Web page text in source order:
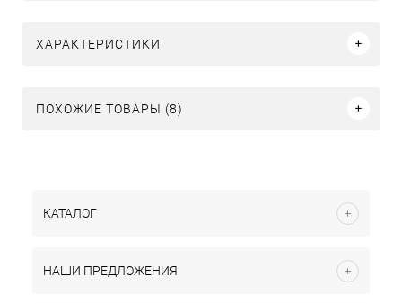
ХАРАКТЕРИСТИКИ
ПОХОЖИЕ ТОВАРЫ (8)
КАТАЛОГ
НАШИ ПРЕДЛОЖЕНИЯ